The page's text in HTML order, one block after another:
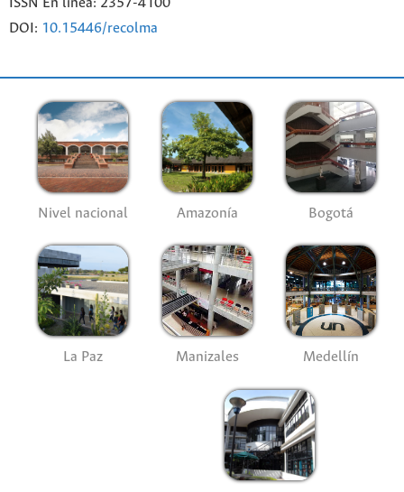
ISSN En línea: 2357-4100
DOI: 10.15446/recolma
Nivel nacional Amazonía Bogotá
La Paz Manizales Medellín